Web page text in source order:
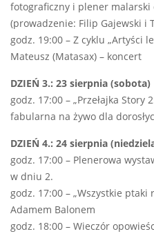
fotograficzny i plener
(prowadzenie: Filip Gajewski i
godz. 19:00 – Z cyklu „Artyści
Mateusz (Matasax) – koncert
DZIEŃ 3.: 23 sierpnia (sobota)
godz. 17:00 – „Przełajka Story
fabularna na żywo dla
DZIEŃ 4.: 24 sierpnia
godz. 17:00 – Plenerowa
w dniu 2.
godz. 17:00 – „Wszystkie
Adamem Balonem
godz. 18:00 – Wieczór